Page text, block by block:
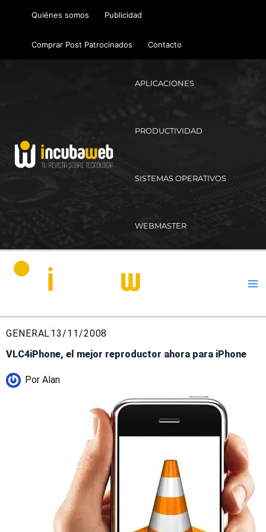
Quiénes somos Publicidad
Comprar Post Patrocinados Contacto
APLICACIONES
PRODUCTIVIDAD
SISTEMAS OPERATIVOS
WEBMASTER
GENERAL13/11/2008
VLC4iPhone, el mejor reproductor ahora para iPhone
Por Alan